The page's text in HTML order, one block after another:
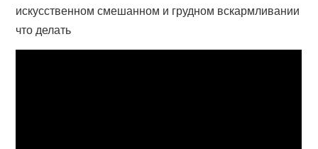
искусственном смешанном и грудном вскармливании
что делать